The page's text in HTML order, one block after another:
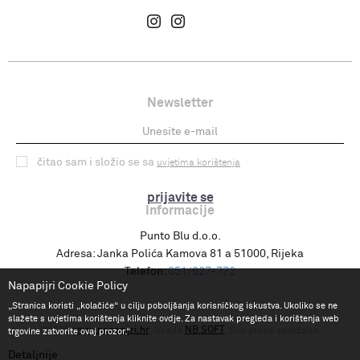
Newsletter
prijavite se
čitao sam i složio se sa uvjetima korištenja
Informacije
Punto Blu d.o.o.
Adresa: Janka Polića Kamova 81 a 51000, Rijeka
Telefon: 051/627-772
©2026www.napapijri.hr NB SOFT
Napapijri Cookie Policy
„Stranica koristi „kolačiće“ u cilju poboljšanja korisničkog iskustva. Ukoliko se ne
slažete s uvjetima korištenja kliknite ovdje. Za nastavak pregleda i korištenja web
trgovine zatvorite ovaj prozor.“
Detaljnije